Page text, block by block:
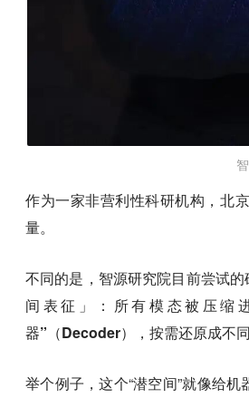
作为一家非营利性科研机构 ， 北
量。
不同的是，智源研究院目前尝试
间表征」
： 所有模态被压缩
器”（Decoder），按需还原成不同
举个例子，这个“潜空间”就像给